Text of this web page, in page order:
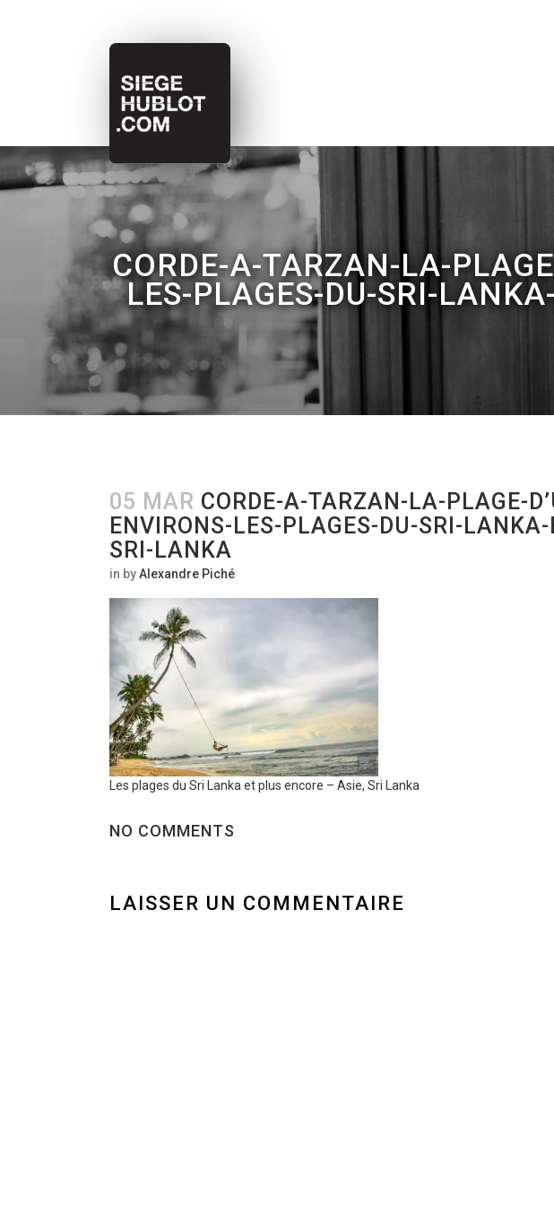
CORDE-A-TARZAN-LA-
LES-PLAGES-DU-SRI-
05 MAR CORDE-A-TARZAN-LA-PLAGE-
ENVIRONS-LES-PLAGES-DU-SRI-
SRI-LANKA
in byAlexandre Piché
Les plages du Sri Lanka et plus encore – Asie, Sri Lanka
NO COMMENTS
LAISSER UN COMMENTAIRE